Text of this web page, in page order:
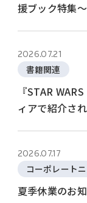
援ブック特集
2026.07.21
書籍関連
『STAR
ィアで紹介さ
2026.07.17
コーポレート
夏季休業のお